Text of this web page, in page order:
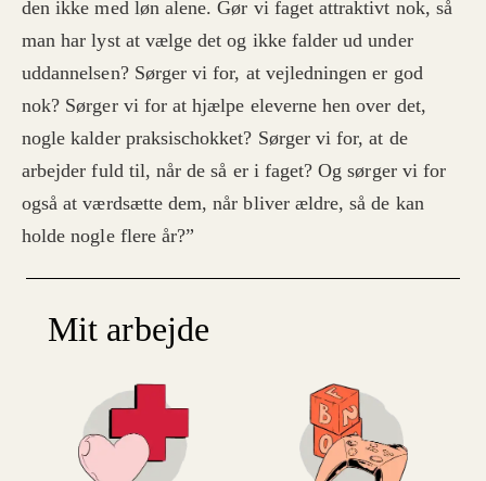
den ikke med løn alene. Gør vi faget attraktivt nok, så
man har lyst at vælge det og ikke falder ud under
uddannelsen? Sørger vi for, at vejledningen er god
nok? Sørger vi for at hjælpe eleverne hen over det,
nogle kalder praksischokket? Sørger vi for, at de
arbejder fuld til, når de så er i faget? Og sørger vi for
også at værdsætte dem, når bliver ældre, så de kan
holde nogle flere år?”
Mit arbejde